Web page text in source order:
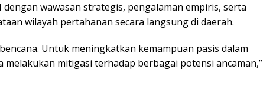
wawasan strategis, pengalaman empiris, serta
wilayah pertahanan secara langsung di daerah.
Untuk meningkatkan kemampuan pasis dalam
melakukan mitigasi terhadap berbagai potensi ancaman,”